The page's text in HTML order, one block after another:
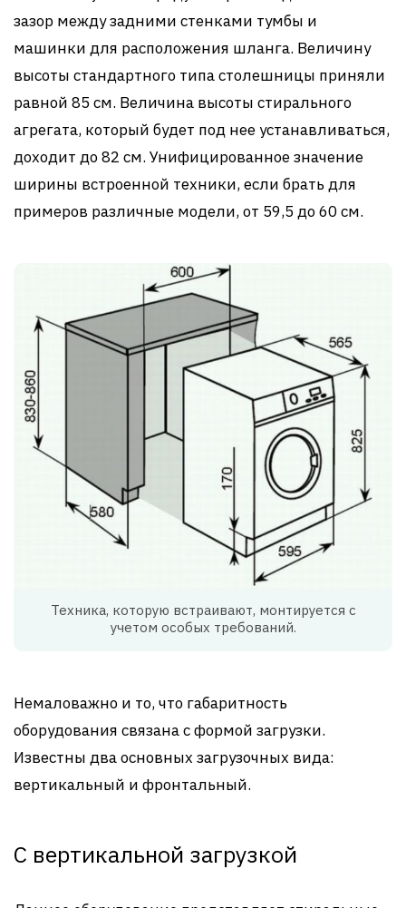
зазор между задними стенками тумбы и
машинки для расположения шланга. Величину
высоты стандартного типа столешницы приняли
равной 85 см. Величина высоты стирального
агрегата, который будет под нее устанавливаться,
доходит до 82 см. Унифицированное значение
ширины встроенной техники, если брать для
примеров различные модели, от 59,5 до 60 см.
Техника, которую встраивают, монтируется с
учетом особых требований.
Немаловажно и то, что габаритность
оборудования связана с формой загрузки.
Известны два основных загрузочных вида:
вертикальный и фронтальный.
С вертикальной загрузкой